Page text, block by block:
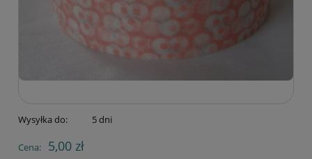
Wysyłka do: 5 dni
Cena: 5,00 zł